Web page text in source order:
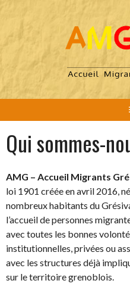
contenu
Qui sommes-
AMG – Accueil Migrants
loi 1901 créée en avril 2016,
nombreux habitants du
l’accueil de personnes
avec toutes les bonnes
institutionnelles, privées ou
avec les structures déjà
sur le territoire grenoblois.